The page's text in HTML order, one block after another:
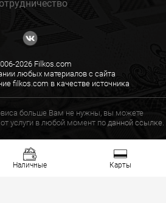
Наличные Карты
2026 Filkos.com
любых материалов с сайта
filkos.com в качестве источника
больше Вам не нужны, вы можете
услуги в любой момент по данной ссылке.